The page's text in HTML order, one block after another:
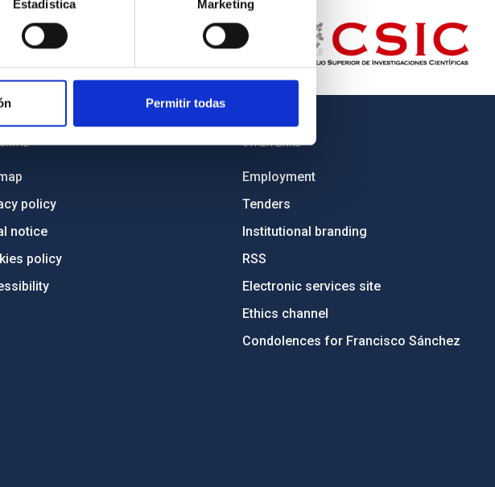
Estadística Marketing
Permitir todas
policy
notice
policy
OTHER LINKS
Employment
Tenders
Institutional branding
RSS
Electronic services site
Ethics channel
Condolences for Francisco Sánchez